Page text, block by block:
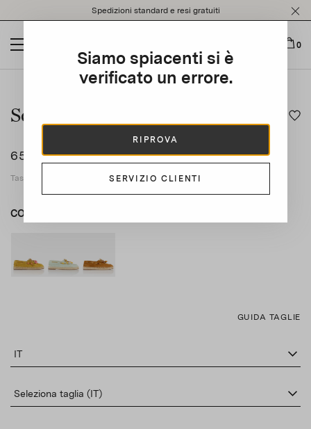
note:
website
an
Spedizioni standard e resi gratuiti
0
Siamo spiacenti si è
verificato un errore.
RIPROVA
SERVIZIO CLIENTI
This is a carousel with auto-rotating slides. Activate any of
Seafarer Espadrille
650 CHF
Tasse applicabili incluse
COLORE
GUIDA TAGLIE
IT
Seleziona taglia (IT)